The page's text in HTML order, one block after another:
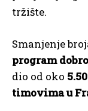
tržište.
Smanjenje
program
dio od oko
timovima u